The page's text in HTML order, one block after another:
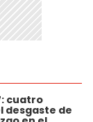
cuatro
desgaste de